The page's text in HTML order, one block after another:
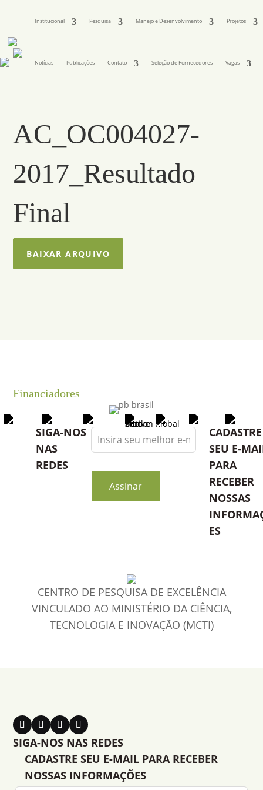
Institucional Pesquisa Manejo e Desenvolvimento Projetos
Notícias Publicações Contato Seleção de Fornecedores Vagas
AC_OC004027-
2017_Resultado
Final
BAIXAR ARQUIVO
Financiadores
SIGA-NOS
NAS
REDES
Leave
this
blank
Assinar
CADASTRE
SEU E-
PARA
RECEBER
NOSSAS
ES
CENTRO DE PESQUISA DE EXCELÊNCIA
VINCULADO AO MINISTÉRIO DA CIÊNCIA,
TECNOLOGIA E INOVAÇÃO (MCTI)
SIGA-NOS NAS REDES
CADASTRE SEU E-MAIL PARA RECEBER
NOSSAS INFORMAÇÕES